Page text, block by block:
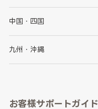
千葉県
石川県
山梨県
愛知県
大阪府
京都府
和歌山県
中国・四国
鳥取県
山口県
九州・沖縄
長崎県
お客様サポートガイド